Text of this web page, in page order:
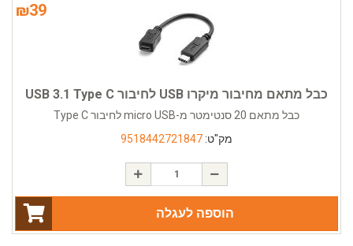
₪39
כבל מתאם מחיבור מיקרו USB לחיבור USB 3.1 Type C
כבל מתאם 20 סנטימטר מ-micro USB לחיבור Type C
מק"ט: 9518442721847
הוספה לעגלה